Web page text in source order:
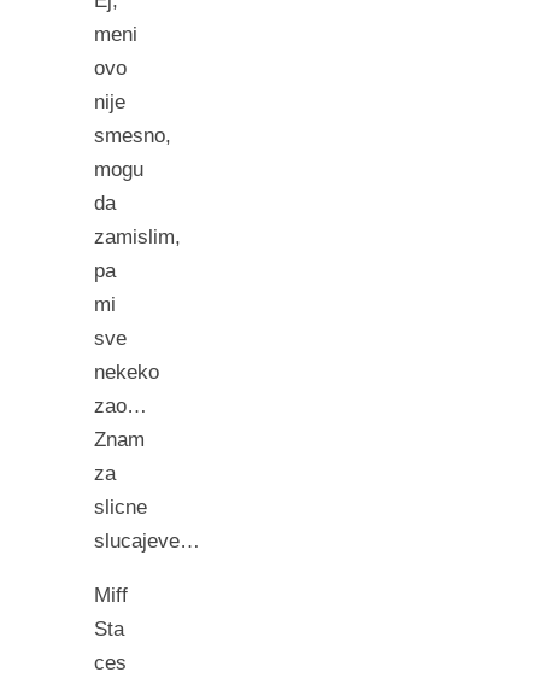
meni
ovo
nije
smesno,
mogu
da
zamislim,
pa
mi
sve
nekeko
zao…
Znam
za
slicne
slucajeve…
Miff
Sta
ces